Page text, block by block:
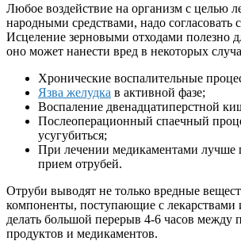
Любое воздействие на организм с целью
народными средствами, надо согласовать
Исцеление зерновыми отходами полезно
оно может нанести вред в некоторых
Хронические воспалительные
Язва желудка в активной фазе;
Воспаление двенадцатиперстной
Послеоперационный спаечный
усугубиться;
При лечении медикаментами лучше
прием отрубей.
Отруби выводят не только вредные
компоненты, поступающие с лекарствами
делать большой перерыв 4-6 часов между
продуктов и медикаментов.